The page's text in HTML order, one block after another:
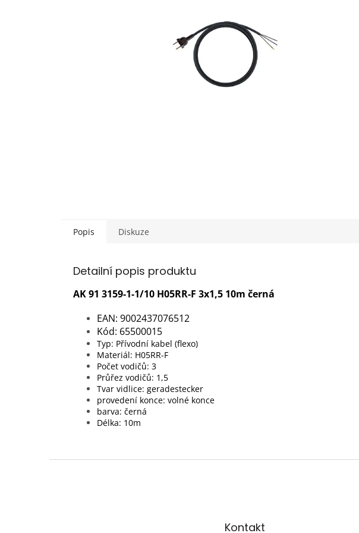
Popis Diskuze
Detailní popis produktu
AK 91 3159-1-1/10 H05RR-F 3x1,5 10m černá
EAN: 9002437076512
Kód: 65500015
Typ: Přívodní kabel (flexo)
Materiál: H05RR-F
Počet vodičů: 3
Průřez vodičů: 1,5
Tvar vidlice: geradestecker
provedení konce: volné konce
barva: černá
Délka: 10m
Kontakt